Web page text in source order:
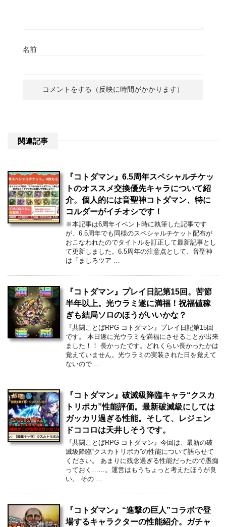
名前
関連記事
『コトダマン』6.5周年スペシャルチケッ
トのオススメ交換優先キャラについて紹
介。個人的には音聖神コトダマン、特に
コルダーがイチオシです！
※本記事は6周年イベント時に執筆した記事です
が、6.5周年でも同様のスペシャルチケット配布が
おこなわれたのでタイトルを訂正して最新記事とし
て更新しました。6.5周年の注意点として、音聖神
は「ましろツア …
『コトダマン』プレイ日記第15回。苦節
半年以上。光ウラミ遂に満福！祝福値稼
ぎも結局ソロのほうがいいかな？
『共闘ことばRPG コトダマン』プレイ日記第15回
です。 本日遂に光ウラミを満福にさせることが出来
ました！！ 長かったです。どれくらい長かったかは
覚えていません。光ウラミの実装された日を覚えて
ないので …
『コトダマン』破滅級降臨キャラ“クスカ
トリポカ”性能評価。最新破滅級にしては
ガッカリ過ぎる性能。そして、レジェン
ドココロは天井しそうです。
『共闘ことばRPG コトダマン』今回は、最新の破
滅級降臨“クスカトリポカ”の性能について語らせて
ください。 あまりに残念過ぎる性能だったので愚痴
っておく……。運営はもうちょっと考えたほうが良
い。 その …
『コトダマン』“進撃の巨人”コラボで登
場するキャラクターの性能紹介。ガチャ